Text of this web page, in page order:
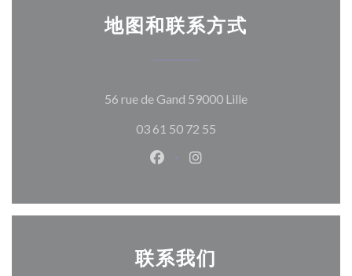
地图和联系方式
56 rue de Gand 59000 Lille((在新窗口中打开))
03 61 50 72 55
Facebook ((在新窗口中打开))
Instagram ((在新窗口中
联系我们